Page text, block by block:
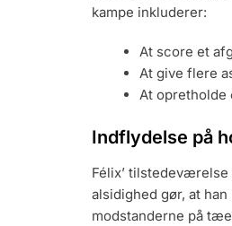
kampe inkluderer:
At score et
At give flere
At opretholde
Indflydelse på
Félix’
alsidighed gør, at
modstanderne på